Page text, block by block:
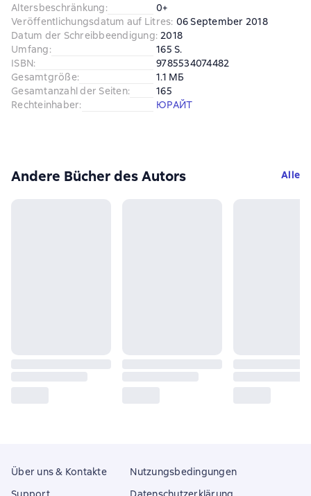
Altersbeschränkung:
0+
Veröffentlichungsdatum auf Litres: 06 September 2018
Datum der Schreibbeendigung: 2018
Umfang:
165 S.
ISBN:
9785534074482
Gesamtgröße:
1.1 МБ
Gesamtanzahl der Seiten:
165
Rechteinhaber: ЮРАЙТ
Andere Bücher des Autors Alle
Über uns & Kontakte
Nutzungsbedingungen